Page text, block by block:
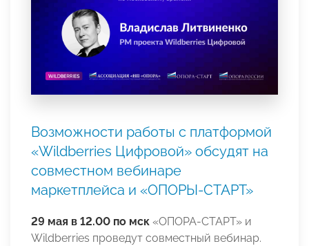
Возможности работы с платформой
«Wildberries Цифровой» обсудят на
совместном вебинаре
маркетплейса и «ОПОРЫ-СТАРТ»
29 мая в 12.00 по мск «ОПОРА-СТАРТ» и
Wildberries проведут совместный вебинар.